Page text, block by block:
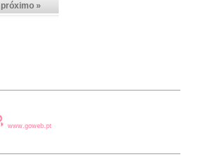
próximo »
www.goweb.pt